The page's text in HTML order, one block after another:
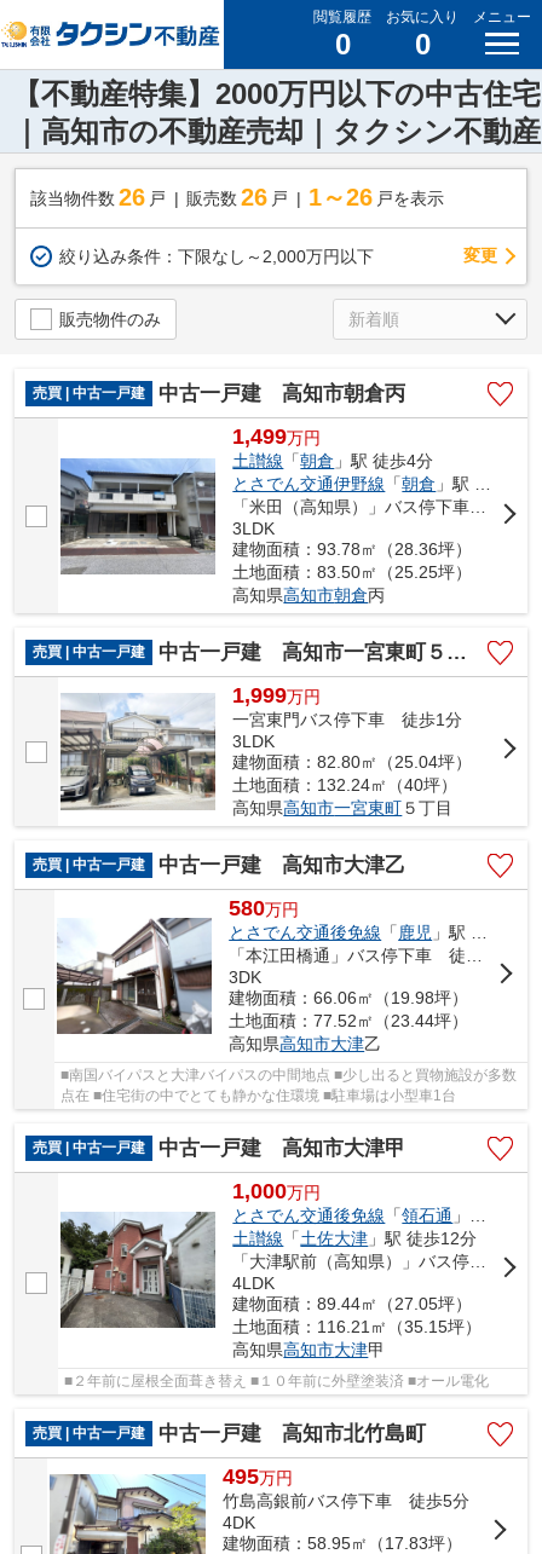
閲覧履歴
0
お気に入り
0
メニュー
【不動産特集】2000万円以下の中古住宅
｜高知市の不動産売却｜タクシン不動産
該当物件数 26 戸 販売数 26 戸 1～26 戸を表示
絞り込み条件： 下限なし～2,000万円以下 変更
販売物件のみ
売買 | 中古一戸建 中古一戸建 高知市朝倉丙
1,499万円
土讃線 「朝倉 」駅 徒歩4分
とさでん交通伊野線 「朝倉 」駅 徒歩7分
「米田（高知県）」バス停下車 徒歩5分
3LDK
建物面積：93.78㎡（28.36坪）
土地面積：83.50㎡（25.25坪）
高知県高知市朝倉丙
売買 | 中古一戸建 中古一戸建 高知市一宮東町５丁目
1,999万円
一宮東門バス停下車 徒歩1分
3LDK
建物面積：82.80㎡（25.04坪）
土地面積：132.24㎡（40坪）
高知県高知市一宮東町５丁目
売買 | 中古一戸建 中古一戸建 高知市大津乙
580万円
とさでん交通後免線 「 鹿児 」駅 徒歩7分
3DK
建物面積：66.06㎡（19.98坪）
土地面積：77.52㎡（23.44坪）
高知県高知市大津乙
■南国バイパスと大津バイパスの中間地点 ■少し出ると買物施設が多数
点在 ■住宅街の中でとても静かな住環境 ■駐車場は小型車1台
売買 | 中古一戸建 中古一戸建 高知市大津甲
1,000万円
とさでん交通後免線 「領石通 」駅 徒歩8分
土讃線 「土佐大津 」駅 徒歩12分
4LDK
建物面積：89.44㎡（27.05坪）
土地面積：116.21㎡（35.15坪）
高知県高知市大津甲
■２年前に屋根全面葺き替え ■１０年前に外壁塗装済 ■オール電化
売買 | 中古一戸建 中古一戸建 高知市北竹島町
495万円
竹島高銀前バス停下車 徒歩5分
4DK
建物面積：58.95㎡（17.83坪）